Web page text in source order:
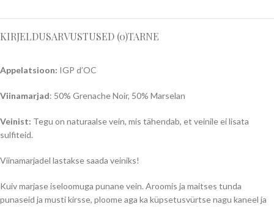
KIRJELDUSARVUSTUSED (0)TARNE
Appelatsioon: IGP d’OC
Viinamarjad: 50% Grenache Noir, 50% Marselan
Veinist: Tegu on naturaalse vein, mis tähendab, et veinile ei lisata
sulfiteid.
Viinamarjadel lastakse saada veiniks!
Kuiv marjase iseloomuga punane vein. Aroomis ja maitses tunda
punaseid ja musti kirsse, ploome aga ka küpsetusvürtse nagu kaneel ja